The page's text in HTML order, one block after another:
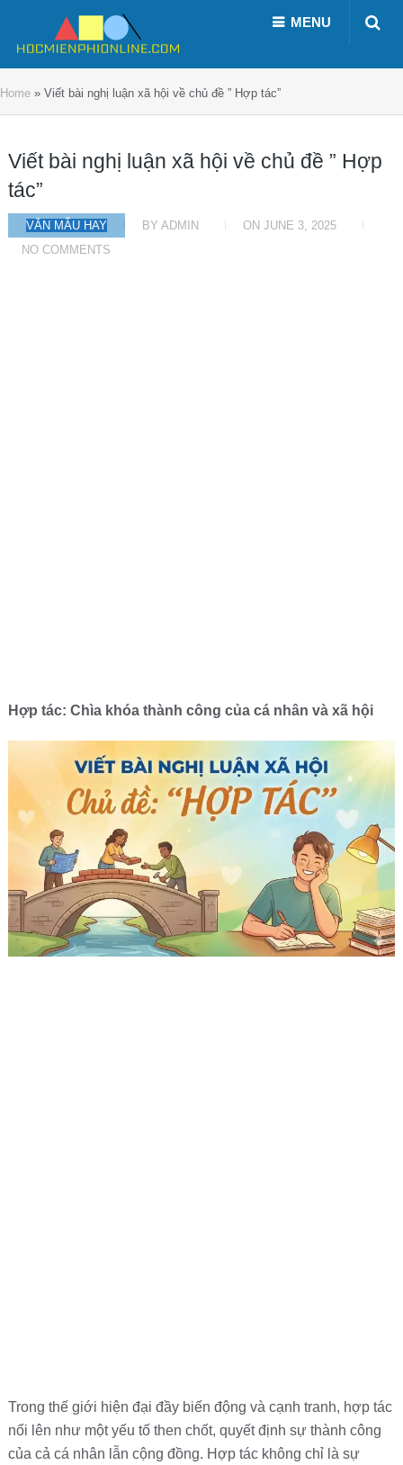
MENU
Home » Viết bài nghị luận xã hội về chủ đề ” Hợp tác”
Viết bài nghị luận xã hội về chủ đề ” Hợp
tác”
VĂN MẪU HAY BY ADMIN ON JUNE 3, 2025
NO COMMENTS
Hợp tác: Chìa khóa thành công của cá nhân và xã hội
Trong thế giới hiện đại đầy biến động và cạnh tranh, hợp tác
nổi lên như một yếu tố then chốt, quyết định sự thành công
của cả cá nhân lẫn cộng đồng. Hợp tác không chỉ là sự